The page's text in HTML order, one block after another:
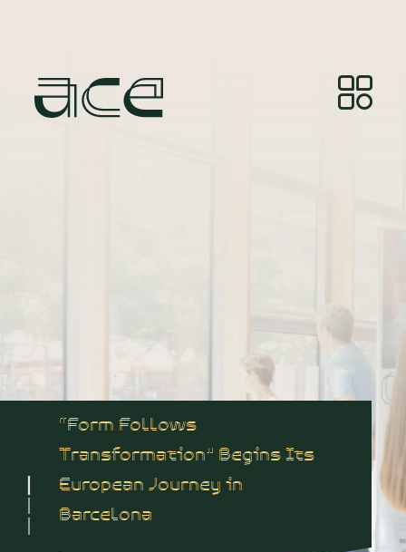
“Form Follows
Transformation” Begins Its
European Journey in
Barcelona